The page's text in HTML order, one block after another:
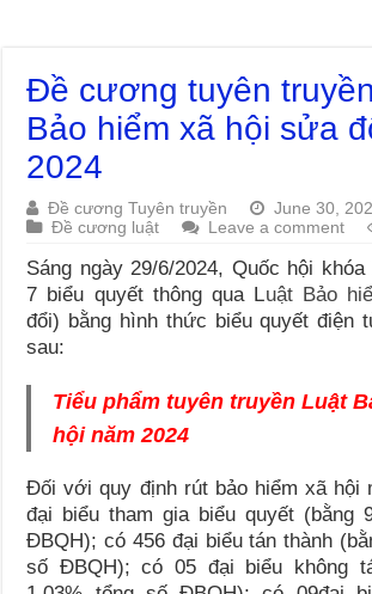
Đề cương tuyên
Bảo hiểm xã hội sửa
2024
Đề cương Tuyên truyền
June 30,
Đề cương luật
Leave a comment
Sáng ngày 29/6/2024, Quốc hội
7 biểu quyết thông qua Luật Bảo
đổi) bằng hình thức biểu quyết điện
sau:
Tiểu phẩm tuyên truyền Luật
hội năm 2024
Đối với quy định rút bảo hiểm xã hội
đại biểu tham gia biểu quyết (bằng
ĐBQH); có 456 đại biểu tán thành
số ĐBQH); có 05 đại biểu không